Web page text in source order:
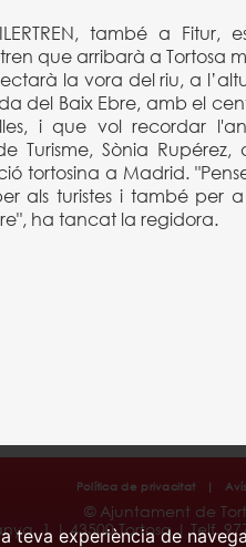
teva experiència de
també a Fitur,
que arribarà a Tortosa
la vora del riu, a
del Baix Ebre, amb el
i que vol recordar
Turisme, Sònia Rupérez,
tortosina a Madrid.
als turistes i també per
ha tancat la regidora.
Política de privacitat |
© Ajuntament de
1 | 43500 Tortosa | Telf.